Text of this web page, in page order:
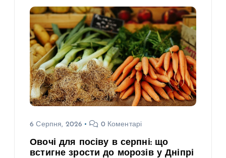
6 Серпня, 2026 0 Коментарі
Овочі для посіву в серпні: що
встигне зрости до морозів у Дніпрі